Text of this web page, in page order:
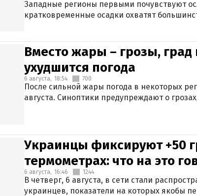
Западные регионы первыми почувствуют
кратковременные осадки охватят
Вместо жары – грозы,
ухудшится погода
6 августа, 18:54 700
После сильной жары погода в некоторых
августа. Синоптики предупреждают о
Украинцы фиксируют +50
термометрах: что на это
6 августа, 16:46 1244
В четверг, 6 августа, в сети стали
украинцев, показатели на которых якобы